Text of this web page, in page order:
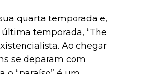
quarta temporada e,
temporada, “The
Ao chegar
se deparam com